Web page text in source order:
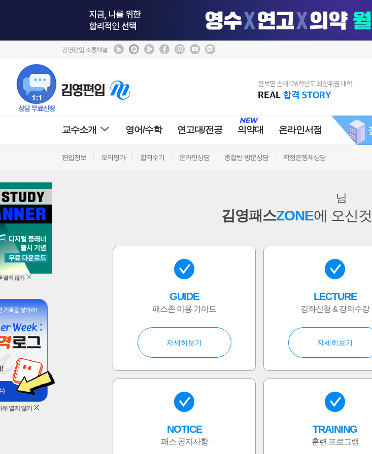
열지 않기
열지 않기
김영편입 소통채널
교수소개 영어/수학 연고대/전공 의약대 온라인서점
편입정보 모의평가 합격수기 온라인상담 종합반 방문상담 학점은행제상담
님
김영패스ZONE에 오신
GUIDE
패스존 이용 가이드
자세히보기
LECTURE
강좌신청 & 강의수강
자세히보기
NOTICE
패스 공지사항
TRAINING
훈련 프로그램